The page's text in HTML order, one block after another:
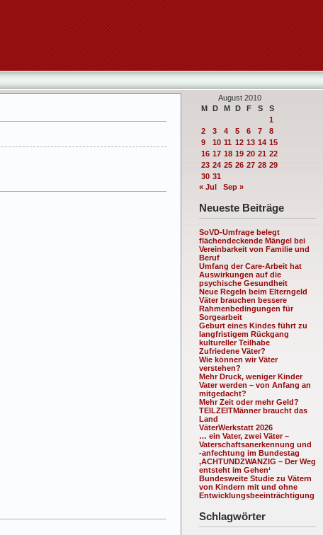
August 2010
M D M D F S
S
1
2
3 4 5 6 7
8
9
10 11 12 13 14 15
16 17 18 19 20 21 22
23 24 25 26 27 28 29
30 31
« Jul
Sep »
Neueste Beiträge
SoVD-Umfrage belegt
flächendeckende Mängel bei
Vereinbarkeit von Familie und
Beruf
Umfang der Care-Arbeit hat
Auswirkungen auf die
psychische Gesundheit
Neue Regeln beim Elterngeld
Väter brauchen bessere
Rahmenbedingungen für
Sorgearbeit
Geburt eines Kindes führt zu
langfristigem Rückgang
kultureller Teilhabe
Zufriedene Väter?
Wie können wir Väter
verstehen?
Mehr Druck, weniger Kinder
Vater werden – von Anfang an
mitgedacht?
Mehr Zeit oder mehr Geld?
TEILZEITMänner braucht das
Land
VäterWerkstatt 2026
… ein Vater, zwei Väter –
Vaterschaftsanerkennung und
-anfechtung im Bundestag
‚ACHTUNDZWANZIG – Der Weg
entsteht im Gehen‘
Bundesweite Studie zu Vätern
von Kindern mit und ohne
Entwicklungsbeeinträchtigung
Schlagwörter